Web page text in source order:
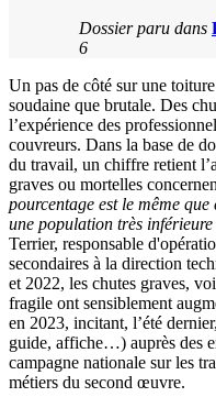
Dossier paru dans
6
Un pas de côté sur une
soudaine que brutale. Des
l’expérience des
couvreurs. Dans la base de
du travail, un chiffre retient
graves ou mortelles
pourcentage est le même
une population très
Terrier, responsable
secondaires à la direction
et 2022, les chutes graves,
fragile ont sensiblement
en 2023, incitant, l’été
guide, affiche…) auprès des
campagne nationale sur les
métiers du second œuvre.